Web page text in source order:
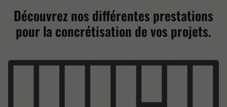
Découvrez nos différentes prestations
pour la concrétisation de vos projets.